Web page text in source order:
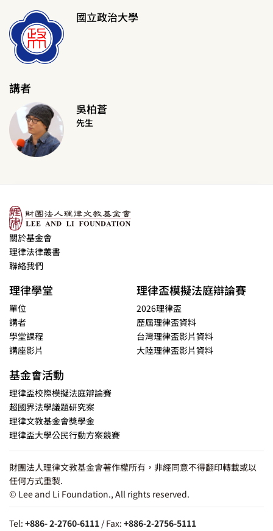
國立政治大學
講者
吳柏蒼
先生
關於基金會
理律法律叢書
聯絡我們
理律學堂
單位
講者
學堂課程
講座影片
理律盃模擬法庭辯論賽
2026理律盃
歷屆理律盃資料
台灣理律盃影片資料
大陸理律盃影片資料
基金會活動
理律盃校際模擬法庭辯論賽
超國界法學議題研究案
理律文教基金會獎學金
理律盃大學公民行動方案競賽
財團法人理律文教基金會著作權所有，非經同意不得翻印轉載或以
任何方式重製.
© Lee and Li Foundation., All rights reserved.
Tel: +886- 2-2760-6111 / Fax: +886-2-2756-5111